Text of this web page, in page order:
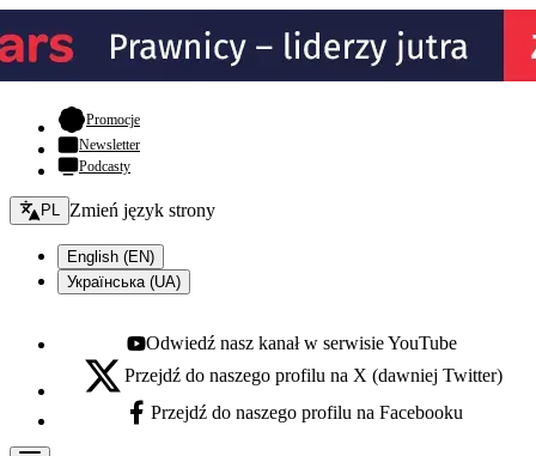
Promocje- otwiera się w nowej karcie
Newsletter
Podcasty
Zmień język - bieżący:
PL Zmień język strony
English (EN)
Українська (UA)
Youtube - otwiera się w nowej karcie
Odwiedź nasz kanał w serwisie YouTube
X - otwiera się w nowej karcie
Przejdź do naszego profilu na X (dawniej Twitter)
Facebook - otwiera się w nowej karcie
Przejdź do naszego profilu na Facebooku